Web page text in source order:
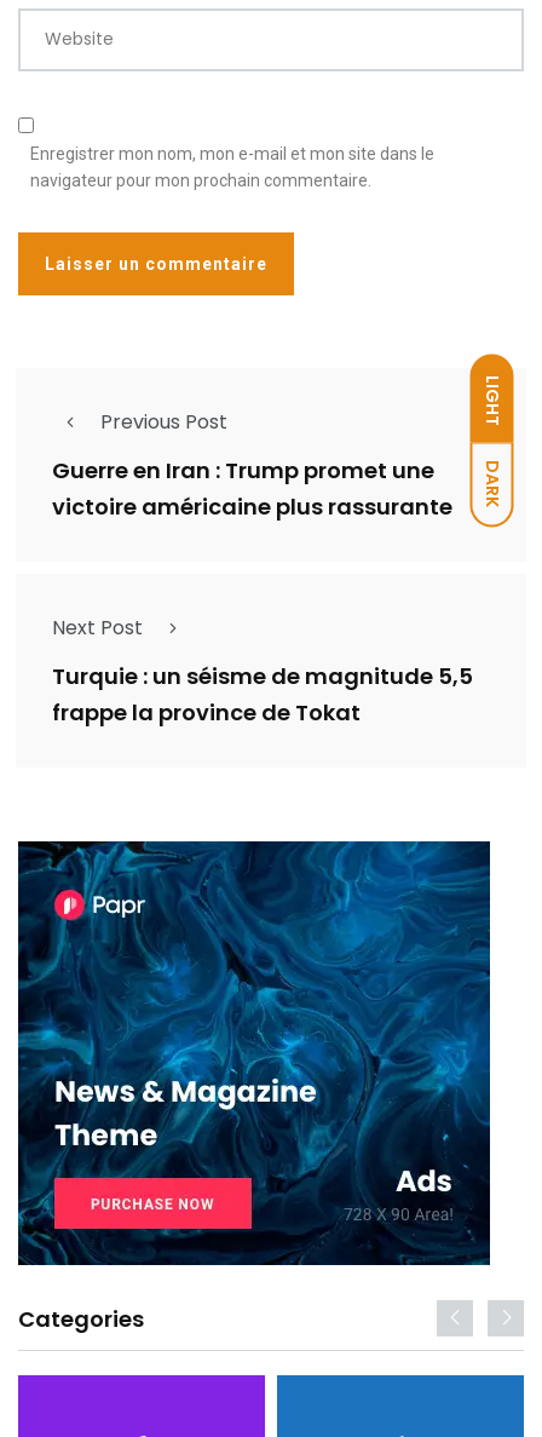
LIGHT
DARK
Website
Enregistrer mon nom, mon e-mail et mon site dans le
navigateur pour mon prochain commentaire.
Previous Post
Guerre en Iran : Trump promet une
victoire américaine plus rassurante
Next Post
Turquie : un séisme de magnitude 5,5
frappe la province de Tokat
Categories